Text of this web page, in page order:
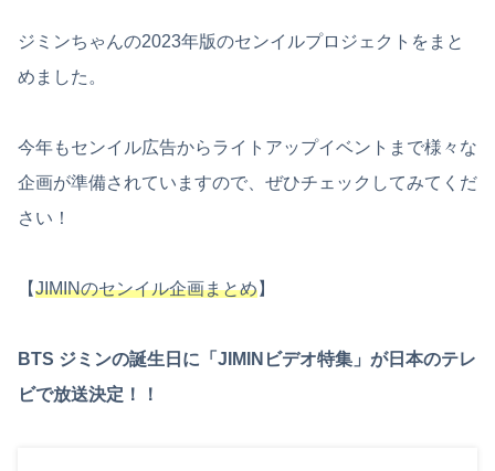
ジミンちゃんの2023年版のセンイルプロジェクトをまと
めました。
今年もセンイル広告からライトアップイベントまで様々な
企画が準備されていますので、ぜひチェックしてみてくだ
さい！
【JIMINのセンイル企画まとめ】
BTS ジミンの誕生日に「JIMINビデオ特集」が日本のテレ
ビで放送決定！！